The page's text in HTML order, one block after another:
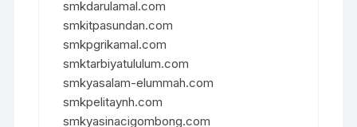
smkdarulamal.com
smkitpasundan.com
smkpgrikamal.com
smktarbiyatululum.com
smkyasalam-elummah.com
smkpelitaynh.com
smkyasinacigombong.com